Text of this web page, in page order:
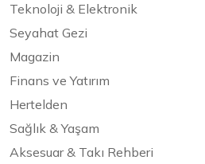
Teknoloji & Elektronik
Seyahat Gezi
Magazin
Finans ve Yatırım
Hertelden
Sağlık & Yaşam
Aksesuar & Takı Rehberi